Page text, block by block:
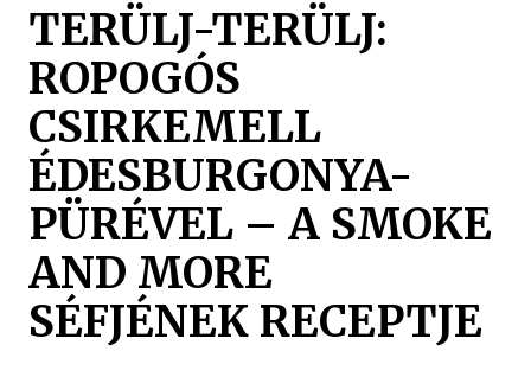
TERÜLJ-TERÜLJ:
ROPOGÓS
CSIRKEMELL
ÉDESBURGONYA-
PÜRÉVEL – A SMOKE
AND MORE
SÉFJÉNEK RECEPTJE